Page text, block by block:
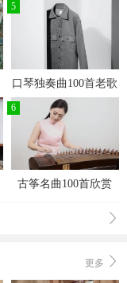
5
口琴独奏曲100首老歌
6
古筝名曲100首欣赏
更多